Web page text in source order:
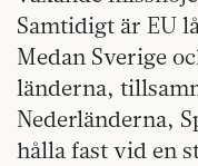
Samtidigt är EU
Medan Sverige
länderna,
Nederländerna,
hålla fast vid en